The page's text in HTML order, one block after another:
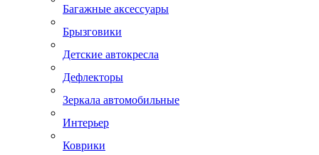
Багажные аксессуары
Брызговики
Детские автокресла
Дефлекторы
Зеркала автомобильные
Интерьер
Коврики